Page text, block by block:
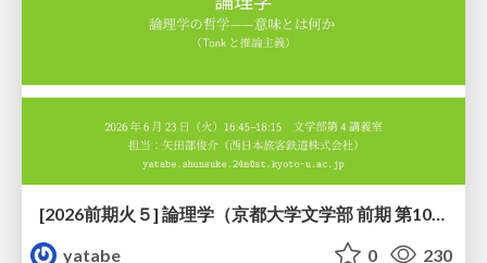
yatabe
0 230